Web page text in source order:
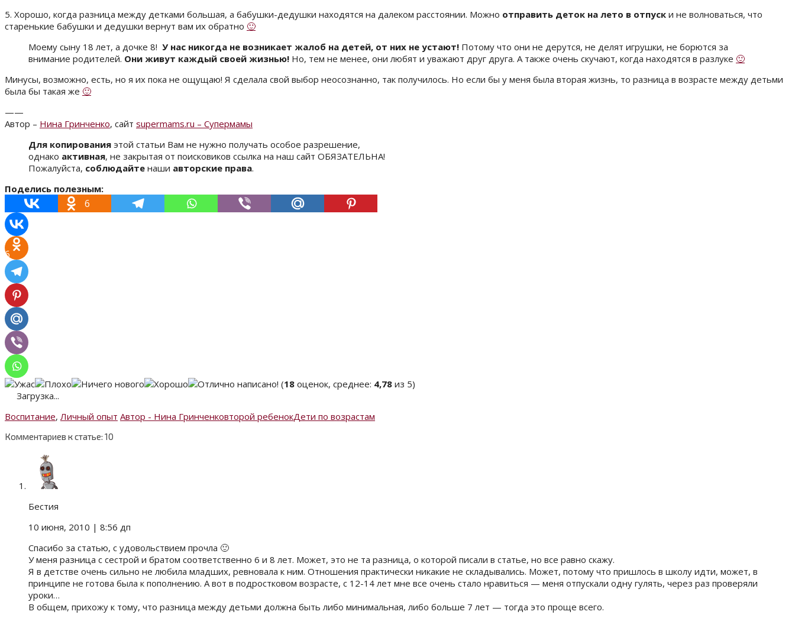
5. Хорошо, когда разница между детками большая, а бабушки-дедушки находятся на далеком расстоянии. Можно отправить деток на лето в отпуск и не волноваться, что
старенькие бабушки и дедушки вернут вам их обратно 🙂
Моему сыну 18 лет, а дочке 8! У нас никогда не возникает жалоб на детей, от них не устают! Потому что они не дерутся, не делят игрушки, не борются за
внимание родителей. Они живут каждый своей жизнью! Но, тем не менее, они любят и уважают друг друга. А также очень скучают, когда находятся в разлуке 🙂
Минусы, возможно, есть, но я их пока не ощущаю! Я сделала свой выбор неосознанно, так получилось. Но если бы у меня была вторая жизнь, то разница в возрасте между детьми
была бы такая же 🙂
——
Автор – Нина Гринченко, сайт supermams.ru – Супермамы
Для копирования этой статьи Вам не нужно получать особое разрешение,
однако активная, не закрытая от поисковиков ссылка на наш сайт ОБЯЗАТЕЛЬНА!
Пожалуйста, соблюдайте наши авторские права.
Поделись полезным:
6
6
(18 оценок, среднее: 4,78 из 5)
Загрузка...
Воспитание, Личный опыт Автор - Нина Гринченковторой ребенокДети по возрастам
Комментариев к статье: 10
Бестия
10 июня, 2010 | 8:56 дп
Спасибо за статью, с удовольствием прочла 🙂
У меня разница с сестрой и братом соответственно 6 и 8 лет. Может, это не та разница, о которой писали в статье, но все равно скажу.
Я в детстве очень сильно не любила младших, ревновала к ним. Отношения практически никакие не складывались. Может, потому что пришлось в школу идти, может, в
принципе не готова была к пополнению. А вот в подростковом возрасте, с 12-14 лет мне все очень стало нравиться — меня отпускали одну гулять, через раз проверяли
уроки…
В общем, прихожу к тому, что разница между детьми должна быть либо минимальная, либо больше 7 лет — тогда это проще всего.